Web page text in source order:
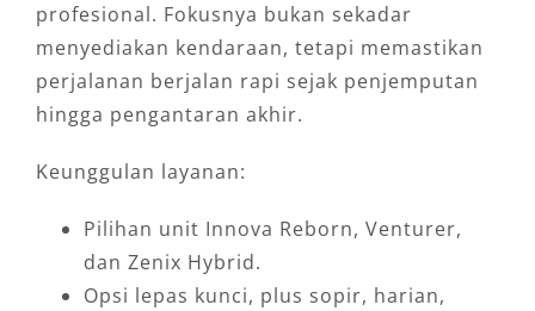
profesional. Fokusnya bukan sekadar
menyediakan kendaraan, tetapi memastikan
perjalanan berjalan rapi sejak penjemputan
hingga pengantaran akhir.
Keunggulan layanan:
Pilihan unit Innova Reborn, Venturer,
dan Zenix Hybrid.
Opsi lepas kunci, plus sopir, harian,